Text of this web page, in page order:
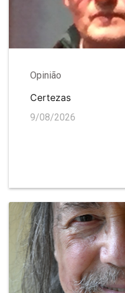
Opinião
Certezas
9/08/2026